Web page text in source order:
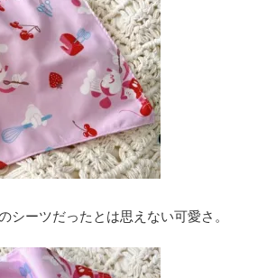
シーツだったとは思えない可愛さ。